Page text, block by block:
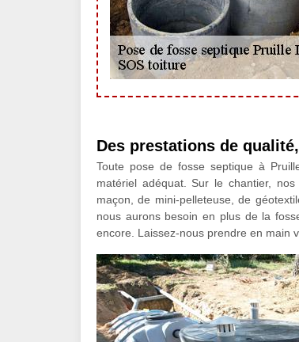
Des prestations de
Toute pose de fosse septique à
matériel adéquat. Sur le chantier,
maçon, de mini-pelleteuse, de
nous aurons besoin en plus de la
encore. Laissez-nous prendre en main